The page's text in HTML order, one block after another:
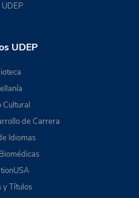
UDEP
UDEP
Cultural
de Carrera
Idiomas
y Títulos